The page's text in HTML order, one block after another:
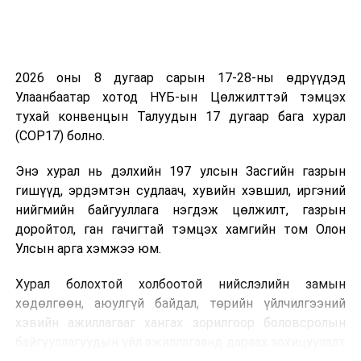
тахлын халдварын хүрээг богино хугацаанд хянаж,
хяналтдаа авахаар зорьж байгаа.
Иргэдийнхээ амь насыг хамгаалах нь төрийн үүрэг.
нөхцөл байдлыг давж гарна. Ард иргэдийнхээ сайн
сайхан, эрүүл мэндийн төлөө энэхүү арга хэмжээг
авч байгаа юм гэдгийг иргэдэд ойлгуулж, хүсэж, бүр
гуйж ажиллана шүү. Тийм учраас шаардлагагүй
тохиолдолд иргэдийг гэрээсээ гарахгүй байхыг
сануулж, урьдчилан сэрэмжлүүлж, учирлаж
ойлгуулахад дүүрэг орон нутгийн удирдлагууд
анхаарч ажиллах нь зүйтэй юм. Тэр тусмаа
2026 оны 8 дугаар сарын 17-28-ны өдрүүдэд
Улаанбаатар хотод НҮБ-ын Цөлжилттэй тэмцэх
тухай конвенцын Талуудын 17 дугаар бага хурал
(COP17) болно.
Энэ хурал нь дэлхийн 197 улсын Засгийн газрын
гишүүд, эрдэмтэн судлаач, хувийн хэвшил, иргэний
нийгмийн байгууллага нэгдэж цөлжилт, газрын
доройтол, ган гачигтай тэмцэх хамгийн том Олон
Улсын арга хэмжээ юм.
Хурал болохтой холбоотой нийслэлийн замын
хөдөлгөөн, аюулгүй байдал, төрийн үйлчилгээний
хэвийн ажиллагааг хангах зорилгоор боловсролын